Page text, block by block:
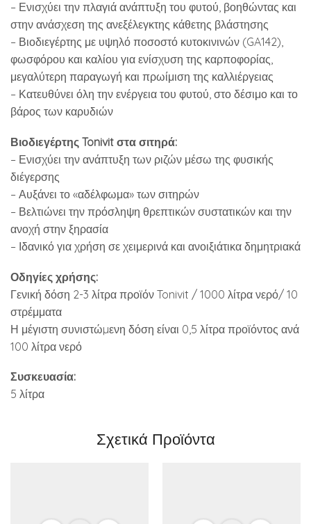
– Ενισχύει την πλαγιά ανάπτυξη του φυτού, βοηθώντας και
στην ανάσχεση της ανεξέλεγκτης κάθετης βλάστησης
– Βιοδιεγέρτης με υψηλό ποσοστό κυτοκινινών (GA142),
φωσφόρου και καλίου για ενίσχυση της καρποφορίας,
μεγαλύτερη παραγωγή και πρωίμιση της καλλιέργειας
– Κατευθύνει όλη την ενέργεια του φυτού, στο δέσιμο και το
βάρος των καρυδιών
Βιοδιεγέρτης Tonivit στα σιτηρά:
– Ενισχύει την ανάπτυξη των ριζών μέσω της φυσικής
διέγερσης
– Αυξάνει το «αδέλφωμα» των σιτηρών
– Βελτιώνει την πρόσληψη θρεπτικών συστατικών και την
ανοχή στην ξηρασία
– Ιδανικό για χρήση σε χειμερινά και ανοιξιάτικα δημητριακά
Οδηγίες χρήσης:
Γενική δόση 2-3 λίτρα προϊόν Tonivit / 1000 λίτρα νερό/ 10
στρέμματα
Η μέγιστη συνιστώµενη δόση είναι 0,5 λίτρα προϊόντος ανά
100 λίτρα νερό
Συσκευασία:
5 λίτρα
Σχετικά Προϊόντα